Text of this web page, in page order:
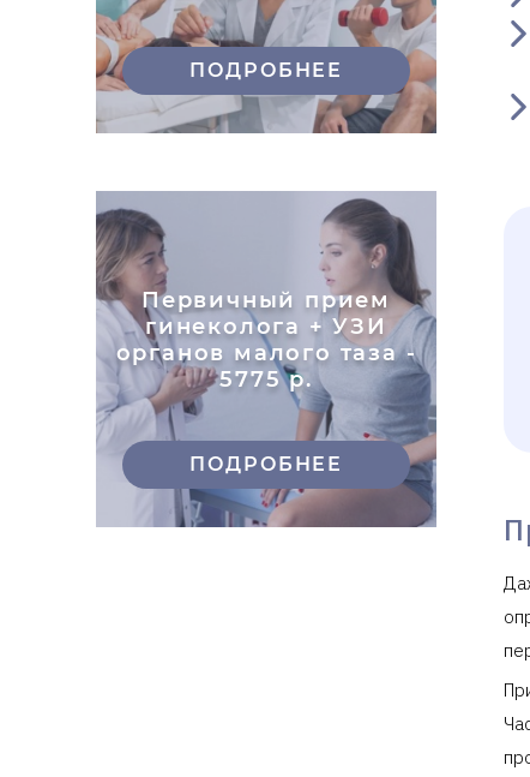
ПОДРОБНЕЕ
Первичный прием
гинеколога + УЗИ
органов малого таза -
5775 р.
ПОДРОБНЕЕ